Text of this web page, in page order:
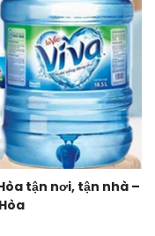
tận nơi, tận nhà –